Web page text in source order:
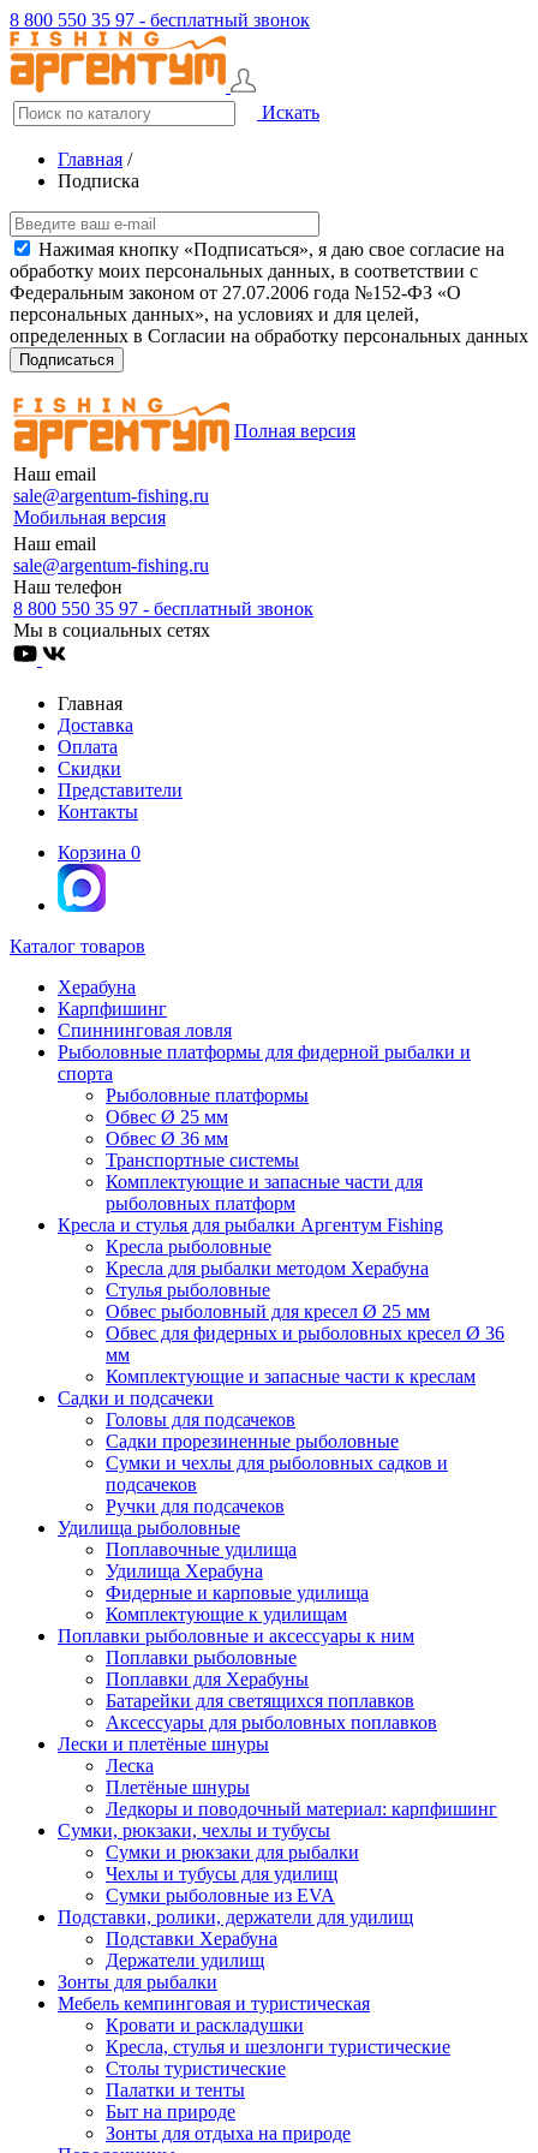
8 800 550 35 97 - бесплатный звонок
Искать
Главная /
Подписка
Нажимая кнопку «Подписаться», я даю свое согласие на
обработку моих персональных данных, в соответствии с
Федеральным законом от 27.07.2006 года №152-ФЗ «О
персональных данных», на условиях и для целей,
определенных в Согласии на обработку персональных данных
Подписаться
Наш email
sale@argentum-fishing.ru
Мобильная версия
Полная версия
Наш email
sale@argentum-fishing.ru
Наш телефон
8 800 550 35 97 - бесплатный звонок
Мы в социальных сетях
Главная
Доставка
Оплата
Скидки
Представители
Контакты
Корзина 0
Каталог товаров
Херабуна
Карпфишинг
Спиннинговая ловля
Рыболовные платформы для фидерной рыбалки и
спорта
Рыболовные платформы
Обвес Ø 25 мм
Обвес Ø 36 мм
Транспортные системы
Комплектующие и запасные части для
рыболовных платформ
Кресла и стулья для рыбалки Аргентум Fishing
Кресла рыболовные
Кресла для рыбалки методом Херабуна
Стулья рыболовные
Обвес рыболовный для кресел Ø 25 мм
Обвес для фидерных и рыболовных кресел Ø 36
мм
Комплектующие и запасные части к креслам
Садки и подсачеки
Головы для подсачеков
Садки прорезиненные рыболовные
Сумки и чехлы для рыболовных садков и
подсачеков
Ручки для подсачеков
Удилища рыболовные
Поплавочные удилища
Удилища Херабуна
Фидерные и карповые удилища
Комплектующие к удилищам
Поплавки рыболовные и аксессуары к ним
Поплавки рыболовные
Поплавки для Херабуны
Батарейки для светящихся поплавков
Аксессуары для рыболовных поплавков
Лески и плетёные шнуры
Леска
Плетёные шнуры
Ледкоры и поводочный материал: карпфишинг
Сумки, рюкзаки, чехлы и тубусы
Сумки и рюкзаки для рыбалки
Чехлы и тубусы для удилищ
Сумки рыболовные из EVA
Подставки, ролики, держатели для удилищ
Подставки Херабуна
Держатели удилищ
Зонты для рыбалки
Мебель кемпинговая и туристическая
Кровати и раскладушки
Кресла, стулья и шезлонги туристические
Столы туристические
Палатки и тенты
Быт на природе
Зонты для отдыха на природе